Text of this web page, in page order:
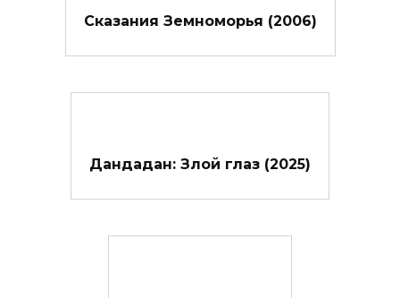
Сказания Земноморья (2006)
Дандадан: Злой глаз (2025)